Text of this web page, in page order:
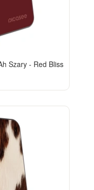
Szary - Red Bliss